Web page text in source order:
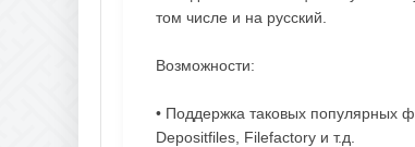
том числе и на русский.
Возможности:
• Поддержка таковых популярных
Depositfiles, Filefactory и т.д.